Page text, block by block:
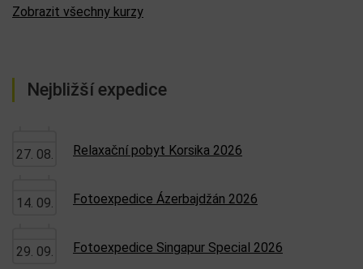
Zobrazit všechny kurzy
Nejbližší expedice
27. 08. Relaxační pobyt Korsika 2026
14. 09. Fotoexpedice Ázerbajdžán 2026
29. 09. Fotoexpedice Singapur Special 2026